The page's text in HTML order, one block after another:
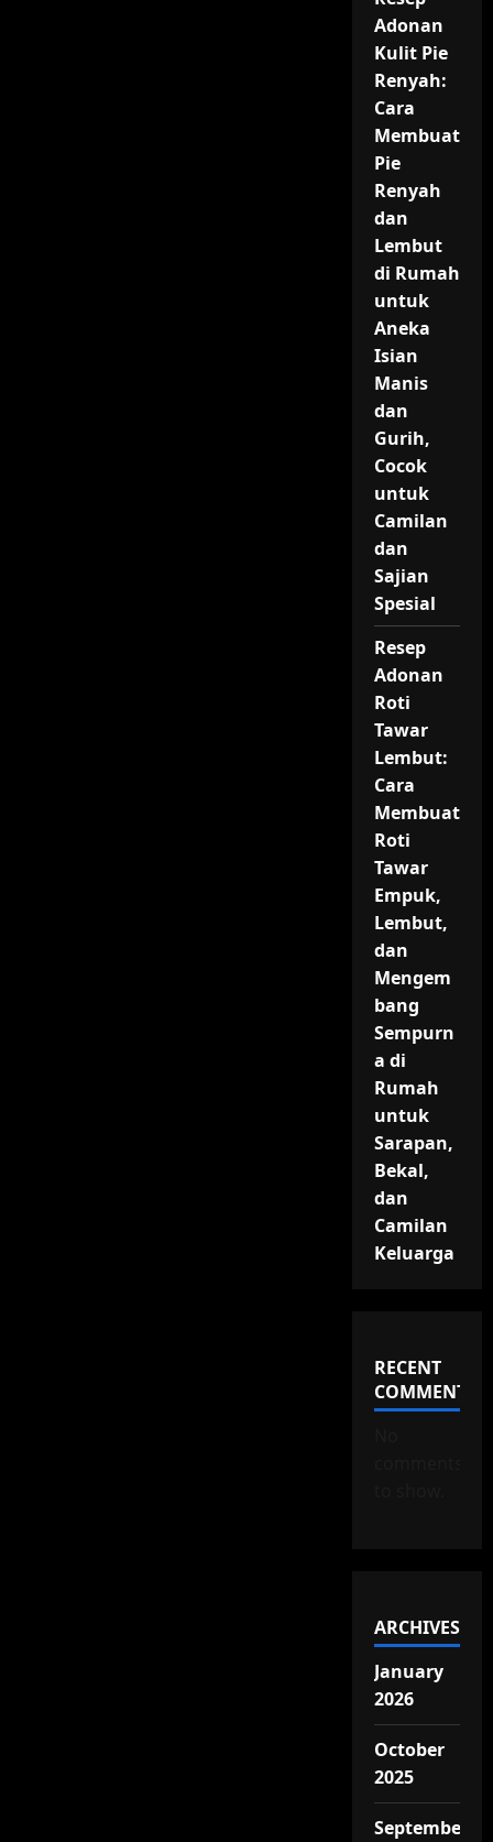
Adonan
Kulit Pie
Renyah:
Cara
Membuat
Pie
Renyah
dan
Lembut
di Rumah
untuk
Aneka
Isian
Manis
dan
Gurih,
Cocok
untuk
Camilan
dan
Sajian
Spesial
Resep
Adonan
Roti
Tawar
Lembut:
Cara
Membuat
Roti
Tawar
Empuk,
Lembut,
dan
Mengem
bang
Sempurn
a di
Rumah
untuk
Sarapan,
Bekal,
dan
Camilan
Keluarga
RECENT
COMMENTS
ARCHIVES
January
2026
October
2025
September